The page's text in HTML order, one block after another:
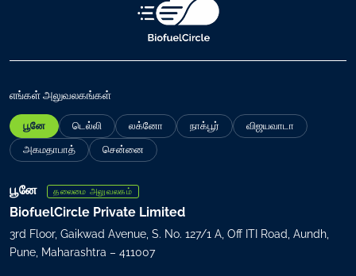
ய்
R
e
u
i
e
எங்கள் அலுவலகங்கள்
பூனே டெல்லி லக்னோ நாக்பூர்
விஜயவாடா
அகமதாபாத்
சென்னை
பூனே தலைமை அலுவலகம்
BiofuelCircle Private Limited
3rd Floor, Gaikwad Avenue, S. No. 127/1 A, Off ITI Road, Aundh,
Pune, Maharashtra – 411007